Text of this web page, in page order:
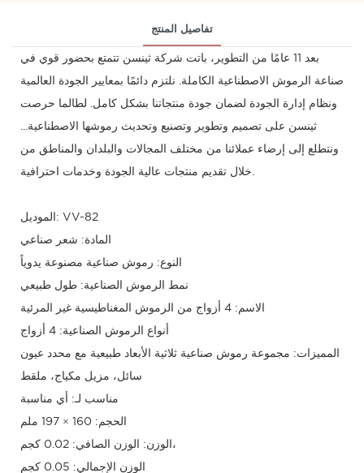
تفاصيل المنتج
بعد 11 عامًا من التطوير، باتت شركة ثينسن تتمتع بحضور قوي في
صناعة الرموش الاصطناعية الكاملة. نلتزم دائمًا بمعايير الجودة العالمية
ونظام إدارة الجودة لضمان جودة منتجاتنا بشكل كامل. لطالما حرصت
ثينسن على تصميم وتطوير وتصنيع وتحديث رموشها الاصطناعية...
ونتطلع إلى إرضاء عملائنا من مختلف المجالات والبلدان والمناطق من
الموديل: VV-82
المادة: شعر صناعي
النوع: رموش صناعية مصنوعة يدوياً
نمط الرموش الصناعية: طول طبيعي
الاسم: 4 أزواج من الرموش المغناطيسية غير المرئية
أنواع الرموش الصناعية: 4 أزواج
المميزات: مجموعة رموش صناعية ثلاثية الأبعاد طبيعية مع محدد عيون
سائل، مزيل مكياج، ملقط
مناسب لـ: أي مناسبة
الحجم: 160 × 197 ملم
الوزن: الوزن الصافي: 0.02 كجم،
الوزن الإجمالي: 0.05 كجم